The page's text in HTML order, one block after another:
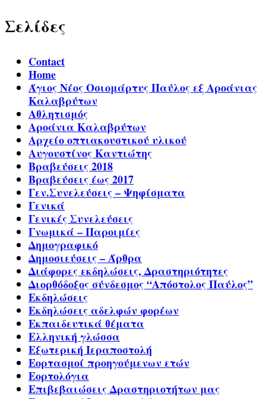
Σελίδες
Contact
Home
Άγιος Νέος Οσιομάρτυς Παύλος εξ Αροάνιας
Καλαβρύτων
Αθλητισμός
Αροάνια Καλαβρύτων
Αρχείο οπτιακουστικού υλικού
Αυγουστίνος Καντιώτης
Βραβεύσεις 2018
Βραβεύσεις έως 2017
Γεν.Συνελεύσεις – Ψηφίσματα
Γενικά
Γενικές Συνελεύσεις
Γνωμικά – Παροιμίες
Δημογραφικό
Δημοσιεύσεις – Άρθρα
Διάφορες εκδηλώσεις, Δραστηριότητες
Διορθόδοξος σύνδεσμος “Απόστολος Παύλος”
Εκδηλώσεις
Εκδηλώσεις αδελφών φορέων
Εκπαιδευτικά θέματα
Ελληνική γλώσσα
Εξωτερική Ιεραποστολή
Εορτασμοί προηγούμενων ετών
Εορτολόγια
Επιβεβαιώσεις Δραστηριοτήτων μας